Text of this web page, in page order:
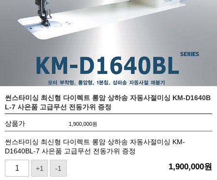
썬스타미싱 최신형 다이렉트 롱암 상하송 자동사절미싱 KM-D1640B
L-7 사은품 고급무선 전동가위 증정
상품가 1,900,000원
썬스타미싱 최신형 다이렉트 롱암 상하송 자동사절미싱 KM-
D1640BL-7 사은품 고급무선 전동가위 증정
+1 -1 1,900,000원